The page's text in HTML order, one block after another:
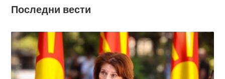
Последни вести